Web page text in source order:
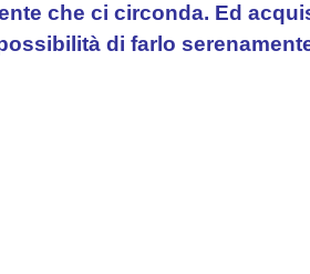
che ci circonda. Ed
di farlo